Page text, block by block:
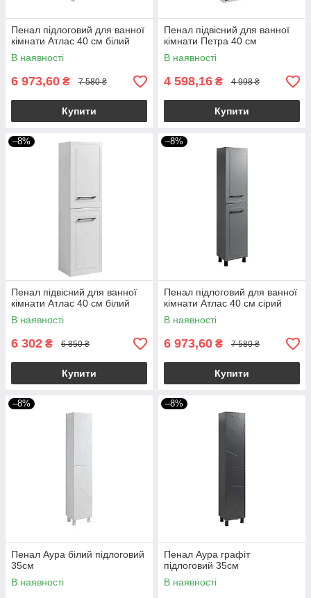
Пенал підлоговий для ванної
кімнати Атлас 40 см білий
В наявності
6 973,60 ₴ 7 580 ₴
Купити
Пенал підвісний для ванної
кімнати Петра 40 см
В наявності
4 598,16 ₴ 4 998 ₴
Купити
–8%
Пенал підвісний для ванної
кімнати Атлас 40 см білий
В наявності
6 302 ₴ 6 850 ₴
Купити
–8%
Пенал підлоговий для ванної
кімнати Атлас 40 см сірий
В наявності
6 973,60 ₴ 7 580 ₴
Купити
–8%
Пенал Аура білий підлоговий
35см
В наявності
–8%
Пенал Аура графіт
підлоговий 35см
В наявності